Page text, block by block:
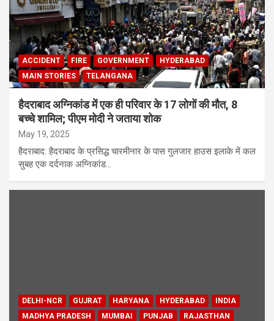
ACCIDENT FIRE GOVERNMENT
HYDERABAD
MAIN STORIES
TELANGANA
हैदराबाद अग्निकांड में एक ही परिवार के 17 लोगों की मौत, 8
बच्चे शामिल; पीएम मोदी ने जताया शोक
May 19, 2025
हैदराबाद: हैदराबाद के प्रसिद्ध चारमीनार के पास गुलजार हाउस इलाके में कल
सुबह एक दर्दनाक अग्निकांड…
DELHI-NCR GUJRAT HARYANA HYDERABAD
INDIA
MADHYA PRADESH
MUMBAI PUNJAB
RAJASTHAN